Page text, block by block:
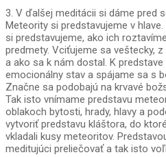
3. V ďalšej meditácii si dáme pred
Meteority si predstavujeme v
si predstavujeme, ako ich
predmety. Vciťujeme sa veštecky,
a ako sa k nám dostal. K
emocionálny stav a spájame sa s
Značne sa podobajú na krvavé
Tak isto vnímame predstavu
oblakoch bytosti, hrady, hlavy a
vytvoriť predstavu kláštora, do
vkladali kusy meteoritov.
meditujúci preliečovať a tak isto